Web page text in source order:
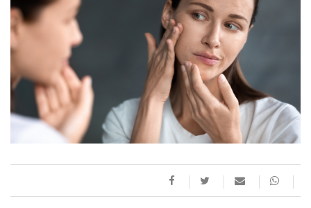
“LA VIDA ÉS COM LA MAR: SEMPRE BUSCA L’EQUILIBRI”
NOVETATS DISCOGRÀFIQUES
EL CLÀSSIC | ELS 3 TAMBORS
TEMÀTIQUES
()